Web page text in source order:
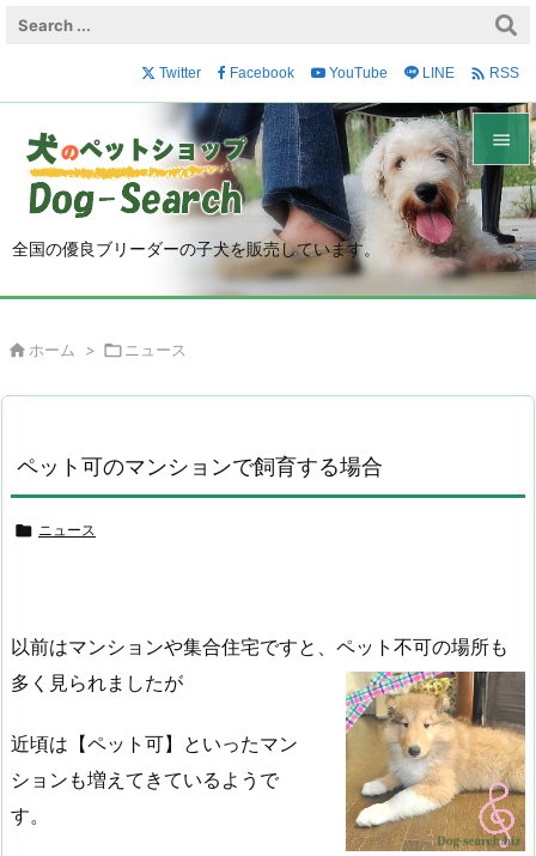
全国の優良ブリーダーの子犬を販売しています。


メニュ

サイド
次へ
Twitter Facebook YouTube LINE  RSS
 ホーム >  ニュース
ペット可のマンションで飼育する場合
 ニュース
以前はマンションや集合住宅ですと、ペット不可の場所も
多く見られましたが
近頃は【ペット可】といったマン
ションも増えてきているようで
す。